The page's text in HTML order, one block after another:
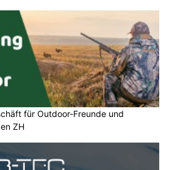
für Outdoor-Freunde und
ZH